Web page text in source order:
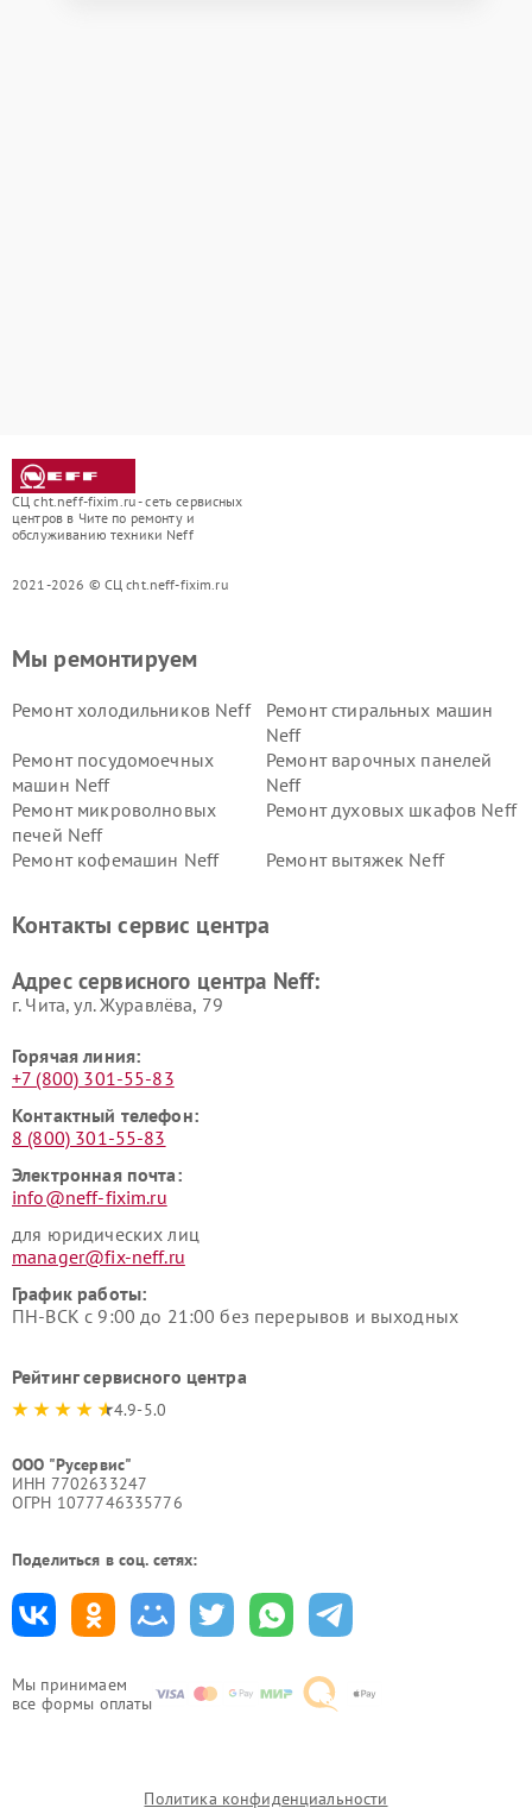
СЦ cht.neff-fixim.ru - сеть сервисных
центров в Чите по ремонту и
обслуживанию техники Neff
2021-2026 © СЦ cht.neff-fixim.ru
Мы принимаем
все формы оплаты
Мы ремонтируем
Ремонт холодильников Neff
Ремонт стиральных машин
Neff
Ремонт посудомоечных
машин Neff
Ремонт варочных панелей
Neff
Ремонт микроволновых
печей Neff
Ремонт духовых шкафов Neff
Ремонт кофемашин Neff Ремонт вытяжек Neff
Контакты сервис центра
Адрес сервисного центра Neff:
г. Чита, ул. Журавлёва, 79
Горячая линия:
+7 (800) 301-55-83
Контактный телефон:
8 (800) 301-55-83
Электронная почта:
info@neff-fixim.ru
для юридических лиц
manager@fix-neff.ru
График работы:
ПН-ВСК с 9:00 до 21:00 без перерывов и выходных
Рейтинг сервисного центра
4.9-5.0
ООО "Русервис"
ИНН 7702633247
ОГРН 1077746335776
Поделиться в соц. сетях:
Политика конфиденциальности